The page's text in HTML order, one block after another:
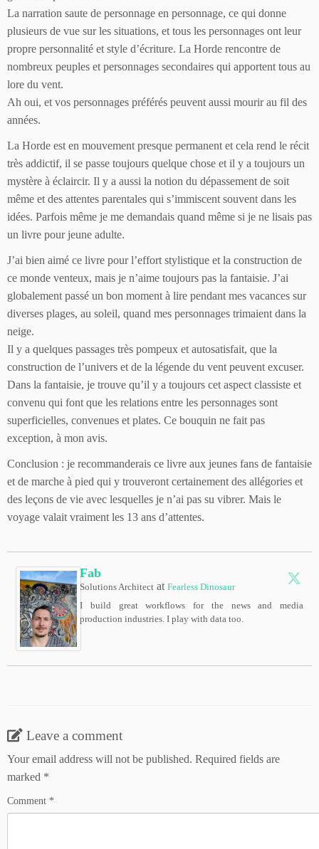
La narration saute de personnage en personnage, ce qui donne
plusieurs de vue sur les situations, et tous les personnages ont leur
propre personnalité et style d’écriture. La Horde rencontre de
nombreux peuples et personnages secondaires qui apportent tous au
lore du vent.
Ah oui, et vos personnages préférés peuvent aussi mourir au fil des
années.
La Horde est en mouvement presque permanent et cela rend le récit
très addictif, il se passe toujours quelque chose et il y a toujours un
mystère à éclaircir. Il y a aussi la notion du dépassement de soit
même et des attentes parentales qui s’immiscent souvent dans les
idées. Parfois même je me demandais quand même si je ne lisais pas
un livre pour jeune adulte.
J’ai bien aimé ce livre pour l’effort stylistique et la construction de
ce monde venteux, mais je n’aime toujours pas la fantaisie. J’ai
globalement passé un bon moment à lire pendant mes vacances sur
diverses plages, au soleil, quand mes personnages trimaient dans la
neige.
Il y a quelques passages très pompeux et autosatisfait, que la
construction de l’univers et de la légende du vent peuvent excuser.
Dans la fantaisie, je trouve qu’il y a toujours cet aspect classiste et
convenu qui font que les relations entre les personnages sont
superficielles, convenues et plates. Ce bouquin ne fait pas
exception, à mon avis.
Conclusion : je recommanderais ce livre aux jeunes fans de fantaisie
et de marche à pied qui y trouveront certainement des allégories et
des leçons de vie avec lesquelles je n’ai pas su vibrer. Mais le
voyage valait vraiment les 13 ans d’attentes.
Fab
Solutions Architect at Fearless Dinosaur
I build great workflows for the news and media
production industries. I play with data too.
Leave a comment
Your email address will not be published. Required fields are
marked *
Comment *